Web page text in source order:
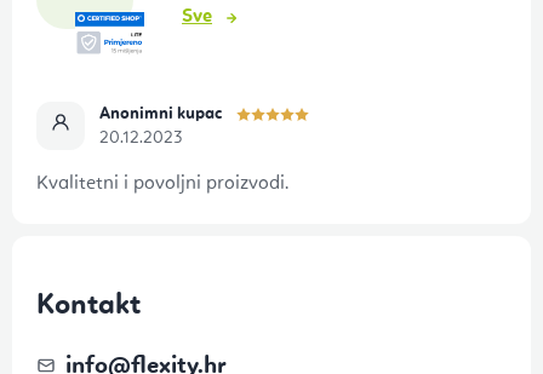
Sve
Anonimni kupac
20.12.2023
Kvalitetni i povoljni proizvodi.
Kontakt
info@flexity.hr